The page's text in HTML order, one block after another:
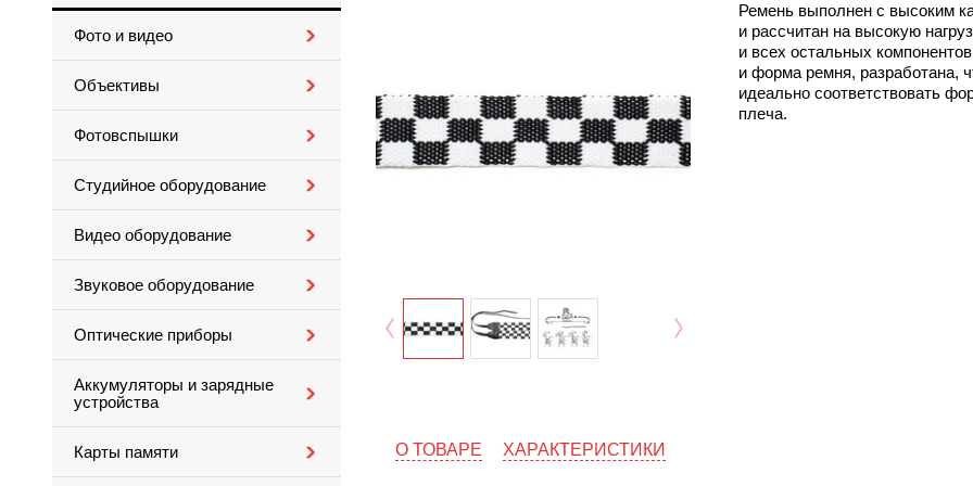
Фото и видео
Объективы
Фотовспышки
Студийное оборудование
Видео оборудование
Звуковое оборудование
Оптические приборы
Аккумуляторы и зарядные
устройства
Карты памяти
Ремень выполнен с высоким
и рассчитан на высокую
и всех остальных
и форма ремня, разработана,
идеально соответствовать
плеча.
О ТОВАРЕ ХАРАКТЕРИСТИКИ